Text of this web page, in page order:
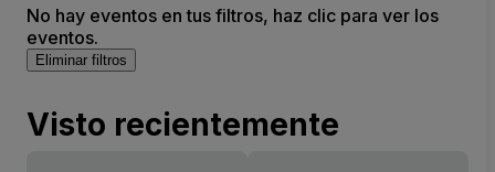
No hay eventos en tus filtros, haz clic para ver los
eventos.
Eliminar filtros
Visto recientemente